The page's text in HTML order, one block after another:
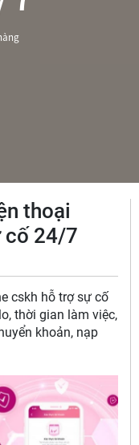
thoại
cố 24/7
cskh hỗ trợ sự cố
thời gian làm việc,
khoản, nạp